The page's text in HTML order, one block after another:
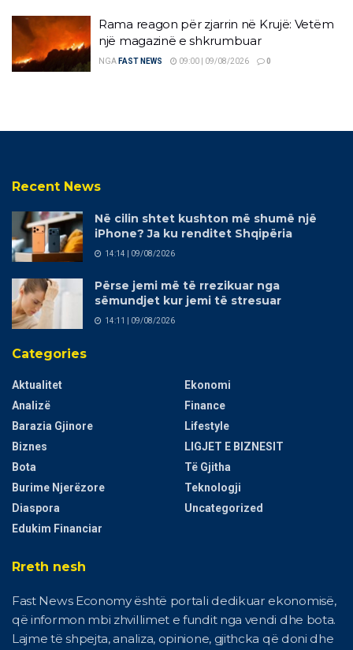
Rama reagon për zjarrin në Krujë: Vetëm
një magazinë e shkrumbuar
NGA FAST NEWS 09:00 | 09/08/2026 0
Recent News
Në cilin shtet kushton më shumë një
iPhone? Ja ku renditet Shqipëria
14:14 | 09/08/2026
Përse jemi më të rrezikuar nga
sëmundjet kur jemi të stresuar
14:11 | 09/08/2026
Categories
Aktualitet
Analizë
Barazia Gjinore
Biznes
Bota
Burime Njerëzore
Diaspora
Edukim Financiar
Ekonomi
Finance
Lifestyle
LIGJET E BIZNESIT
Të Gjitha
Teknologji
Uncategorized
Rreth nesh
Fast News Economy është portali dedikuar ekonomisë,
që informon mbi zhvillimet e fundit nga vendi dhe bota.
Lajme të shpejta, analiza, opinione, gjithcka që doni dhe